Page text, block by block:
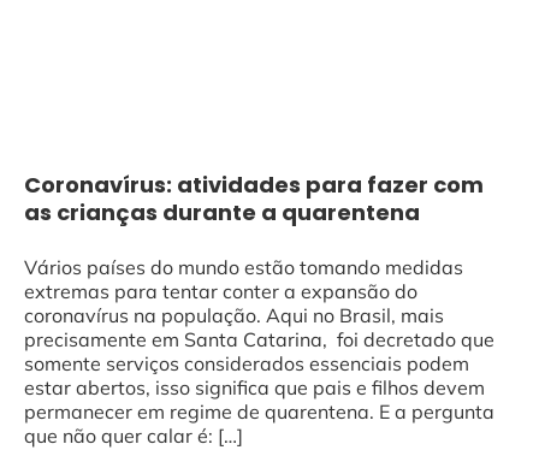
Coronavírus: atividades para fazer com
as crianças durante a quarentena
Vários países do mundo estão tomando medidas
extremas para tentar conter a expansão do
coronavírus na população. Aqui no Brasil, mais
precisamente em Santa Catarina, foi decretado que
somente serviços considerados essenciais podem
estar abertos, isso significa que pais e filhos devem
permanecer em regime de quarentena. E a pergunta
que não quer calar é: […]